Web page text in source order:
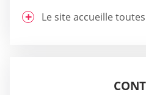
Le site accueille